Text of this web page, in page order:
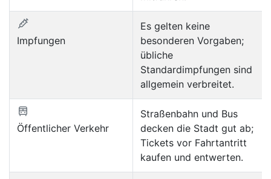
Impfungen
Es gelten keine
besonderen Vorgaben;
übliche
Standardimpfungen sind
allgemein verbreitet.
Öffentlicher Verkehr
Straßenbahn und Bus
decken die Stadt gut ab;
Tickets vor Fahrtantritt
kaufen und entwerten.